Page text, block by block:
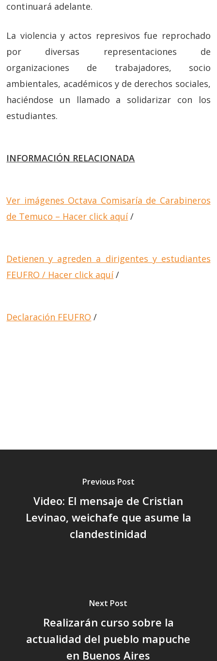
continuará adelante.
La violencia y actos represivos fue reprochado
por diversas representaciones de
organizaciones de trabajadores, socio
ambientales, académicos y de derechos sociales,
haciéndose un llamado a solidarizar con los
estudiantes.
INFORMACIÓN RELACIONADA
Ver imágenes Octava Comisaría de Carabineros
de Temuco – Hacer click aquí/
Detienen y agreden a dirigentes y estudiantes
FEUFRO / Hacer click aquí /
Declaración FEUFRO /
Previous Post
Video: El mensaje de Cristian
Levinao, weichafe que asume la
clandestinidad
Next Post
Realizarán curso sobre la
actualidad del pueblo mapuche
en Buenos Aires